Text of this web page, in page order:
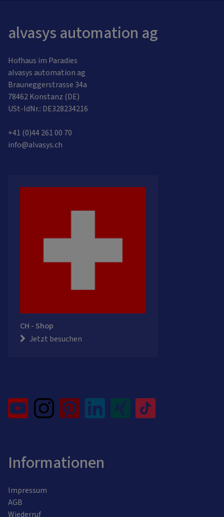
alvasys automation ag
Hofhaus im Paradies
alvasys automation ag
Brauneggerstrasse 34a
78462 Konstanz (DE)
USt-IdNr.: DE328234216
+41 (0)44 261 00 70
info@alvasys.ch
CH - Shop
Jetzt besuchen
Informationen
Impressum
AGB
Wiederruf